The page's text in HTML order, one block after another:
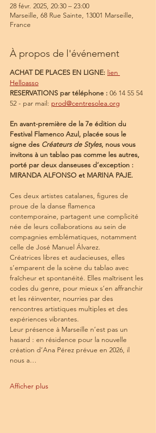
28 févr. 2025, 20:30 – 23:00
Marseille, 68 Rue Sainte, 13001 Marseille,
France
À propos de l'événement
ACHAT DE PLACES EN LIGNE: lien
Helloasso
RESERVATIONS par téléphone : 06 14 55 54
52 - par mail: prod@centresolea.org
En avant-première de la 7e édition du
Festival Flamenco Azul, placée sous le
signe des Créateurs de Styles, nous vous
invitons à un tablao pas comme les autres,
porté par deux danseuses d’exception :
MIRANDA ALFONSO et MARINA PAJE.
Ces deux artistes catalanes, figures de
proue de la danse flamenca
contemporaine, partagent une complicité
née de leurs collaborations au sein de
compagnies emblématiques, notamment
celle de José Manuel Álvarez.
Créatrices libres et audacieuses, elles
s’emparent de la scène du tablao avec
fraîcheur et spontanéité. Elles maîtrisent les
codes du genre, pour mieux s’en affranchir
et les réinventer, nourries par des
rencontres artistiques multiples et des
expériences vibrantes.
Leur présence à Marseille n’est pas un
hasard : en résidence pour la nouvelle
création d’Ana Pérez prévue en 2026, il
nous a…
Afficher plus